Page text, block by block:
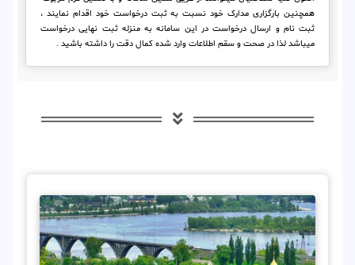
همچنین بارگزاری مدارک خود نسبت به ثبت درخواست خود اقدام نمایند ،
ثبت نام و ارسال درخواست در این سامانه به منزله ثبت نهایی درخواست
میباشد لذا در صحت و سقم اطلاعات وارد شده کمال دقت را داشته باشید .